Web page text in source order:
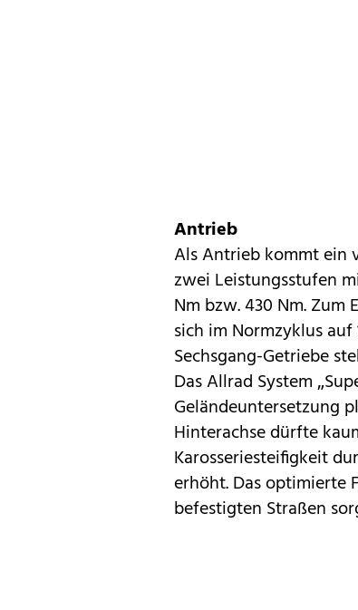
Antrieb
Als Antrieb kommt ein
zwei Leistungsstufen
Nm bzw. 430 Nm. Zum
sich im Normzyklus auf
Sechsgang-Getriebe
Das Allrad System
Geländeuntersetzung
Hinterachse dürfte
Karosseriesteifigkeit
erhöht. Das optimierte
befestigten Straßen